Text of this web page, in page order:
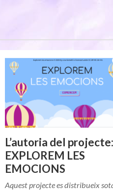
L’autoria del projecte:
EXPLOREM LES
EMOCIONS
Aquest projecte es distribueix